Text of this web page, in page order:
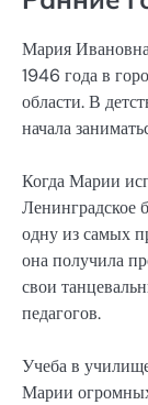
Мария
1946 года в
области. В
начала
Когда Марии
Ленинградское
одну из самых
она получила
свои
педагогов.
Учеба в
Марии